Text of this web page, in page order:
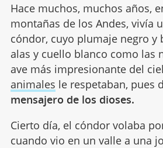
Hace muchos, muchos años,
montañas de los Andes, vivía
cóndor, cuyo plumaje negro y
alas y cuello blanco como las
ave más impresionante del
animales le respetaban, pues
mensajero de los dioses.
Cierto día, el cóndor volaba
cuando vio en un valle a una